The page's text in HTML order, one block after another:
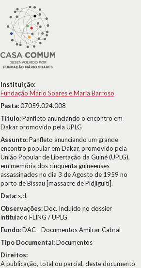
Instituição:
Fundação Mário Soares e Maria Barroso
Pasta:07059.024.008
Título:Panfleto anunciando o encontro em
Dakar promovido pela UPLG
Assunto:Panfleto anunciando um grande
encontro popular em Dakar, promovido pela
União Popular de Libertação da Guiné (UPLG),
em memória dos cinquenta guineenses
assassinados no dia 3 de Agosto de 1959 no
porto de Bissau [massacre de Pidjiguiti].
Data: s.d.
Observações:Doc. Incluído no dossier
intitulado FLING / UPLG.
Fundo:DAC - Documentos Amílcar Cabral
Tipo Documental:Documentos
Direitos:
A publicação, total ou parcial, deste documento